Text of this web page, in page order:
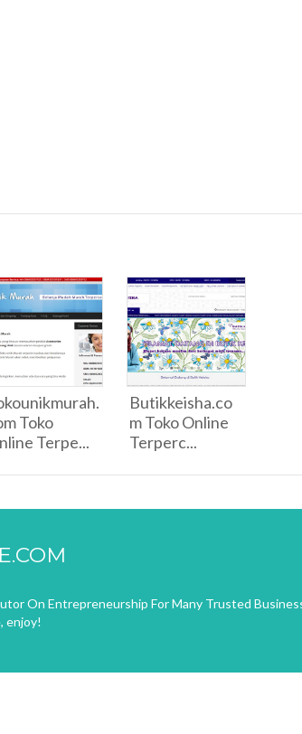
Toko
Terpe...
Butikkeisha.co
m Toko Online
Terperc...
On Entrepreneurship For Many Trusted
enjoy!